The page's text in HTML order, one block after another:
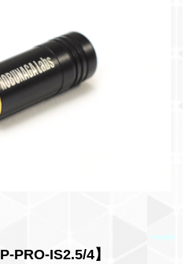
PRO-IS2.5/4】